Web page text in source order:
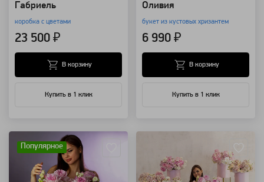
Габриель
коробка с цветами
23 500 ₽
Купить в 1 клик
В корзину
Оливия
букет из кустовых хризантем
6 990 ₽
Купить в 1 клик
В корзину
Популярное